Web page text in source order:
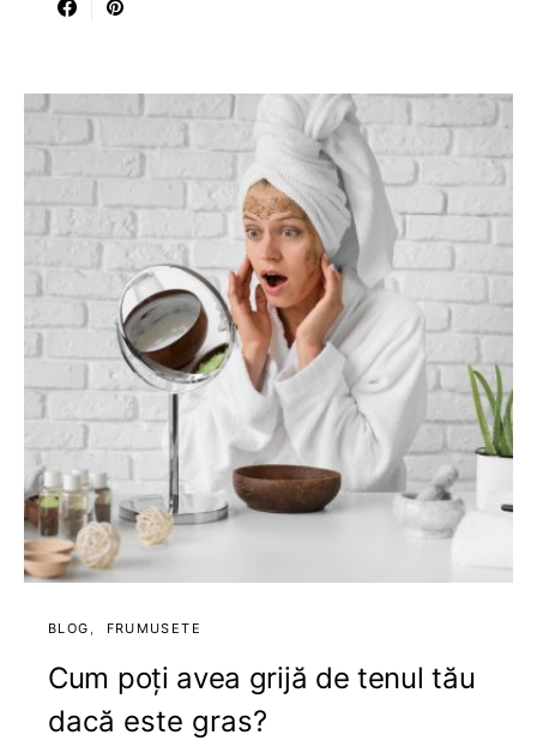
BLOG FRUMUSETE
Cum poți avea grijă de tenul tău
dacă este gras?